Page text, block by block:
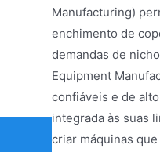
Manufacturing)
enchimento de
demandas de
Equipment
confiáveis e de
integrada às suas
criar máquinas